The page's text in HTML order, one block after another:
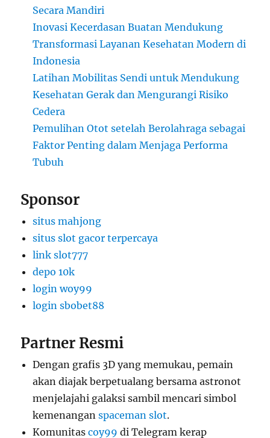
Secara Mandiri
Inovasi Kecerdasan Buatan Mendukung
Transformasi Layanan Kesehatan Modern di
Indonesia
Latihan Mobilitas Sendi untuk Mendukung
Kesehatan Gerak dan Mengurangi Risiko
Cedera
Pemulihan Otot setelah Berolahraga sebagai
Faktor Penting dalam Menjaga Performa
Tubuh
Sponsor
situs mahjong
situs slot gacor terpercaya
link slot777
depo 10k
login woy99
login sbobet88
Partner Resmi
Dengan grafis 3D yang memukau, pemain
akan diajak berpetualang bersama astronot
menjelajahi galaksi sambil mencari simbol
kemenanganspaceman slot.
Komunitascoy99 di Telegram kerap